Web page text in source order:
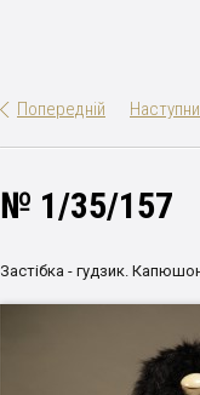
Попередній
№ 1/35/157
Застібка - гудзик.